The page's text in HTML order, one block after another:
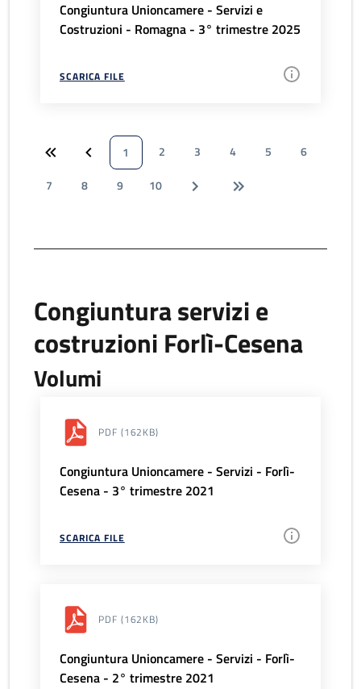
Congiuntura Unioncamere - Servizi e
Costruzioni - Romagna - 3° trimestre 2025
SCARICA FILE
1 2 3 4 5
6
7
8 9 10
Congiuntura servizi e
costruzioni Forlì-Cesena
Volumi
PDF (162KB)
Congiuntura Unioncamere - Servizi - Forlì-
Cesena - 3° trimestre 2021
SCARICA FILE
PDF (162KB)
Congiuntura Unioncamere - Servizi - Forlì-
Cesena - 2° trimestre 2021